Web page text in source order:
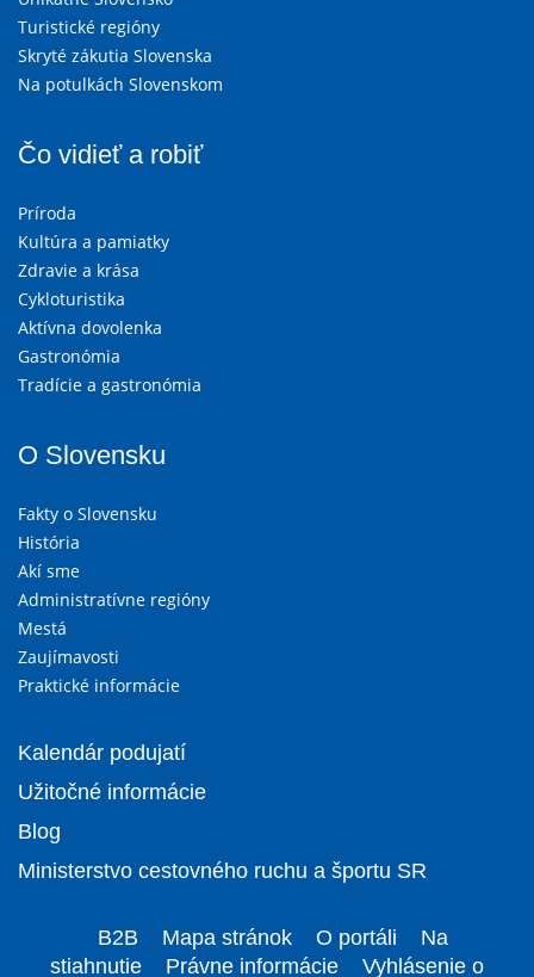
Turistické regióny
Skryté zákutia Slovenska
Na potulkách Slovenskom
Čo vidieť a robiť
Príroda
Kultúra a pamiatky
Zdravie a krása
Cykloturistika
Aktívna dovolenka
Gastronómia
Tradície a gastronómia
O Slovensku
Fakty o Slovensku
História
Akí sme
Administratívne regióny
Mestá
Zaujímavosti
Praktické informácie
Kalendár podujatí
Užitočné informácie
Blog
Ministerstvo cestovného ruchu a športu SR
B2B Mapa stránok O portáli
Na
stiahnutie
Právne informácie Vyhlásenie o